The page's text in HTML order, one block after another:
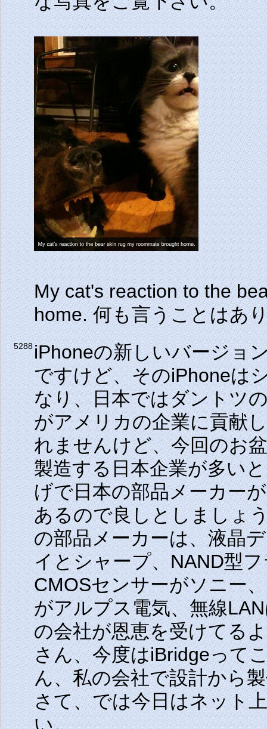
My cat's reaction to the
home. 何も言うことはあ
5288iPhoneの新しいバージョ
ですけど、そのiPhoneは
なり、日本ではダントツ
がアメリカの企業に貢献
れませんけど、今回のお
製造する日本企業が多い
げで日本の部品メーカー
あるので良しとしましょ
の部品メーカーは、液晶
イとシャープ、NAND型
CMOSセンサーがソニー
がアルプス電気、無線
の会社が恩恵を受けてる
さん、今度はiBridgeって
ん、私の会社で設計から
さて、では今日はネット
い。